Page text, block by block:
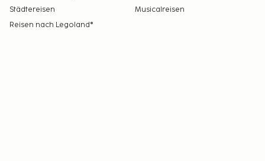
Städtereisen
Musicalreisen
Reisen nach Legoland®